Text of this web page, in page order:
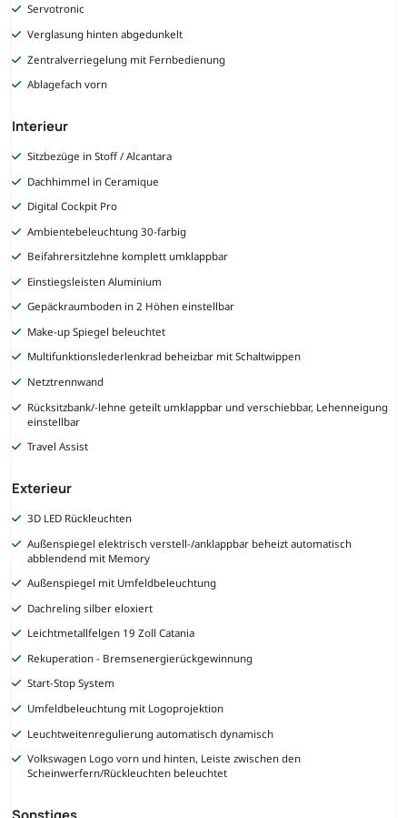
Servotronic
Verglasung hinten abgedunkelt
Zentralverriegelung mit Fernbedienung
Ablagefach vorn
Interieur
Sitzbezüge in Stoff / Alcantara
Dachhimmel in Ceramique
Digital Cockpit Pro
Ambientebeleuchtung 30-farbig
Beifahrersitzlehne komplett umklappbar
Einstiegsleisten Aluminium
Gepäckraumboden in 2 Höhen einstellbar
Make-up Spiegel beleuchtet
Multifunktionslederlenkrad beheizbar mit Schaltwippen
Netztrennwand
Rücksitzbank/-lehne geteilt umklappbar und verschiebbar, Lehenneigung
einstellbar
Travel Assist
Exterieur
3D LED Rückleuchten
Außenspiegel elektrisch verstell-/anklappbar beheizt automatisch
abblendend mit Memory
Außenspiegel mit Umfeldbeleuchtung
Dachreling silber eloxiert
Leichtmetallfelgen 19 Zoll Catania
Rekuperation - Bremsenergierückgewinnung
Start-Stop System
Umfeldbeleuchtung mit Logoprojektion
Leuchtweitenregulierung automatisch dynamisch
Volkswagen Logo vorn und hinten, Leiste zwischen den
Scheinwerfern/Rückleuchten beleuchtet
Sonstiges